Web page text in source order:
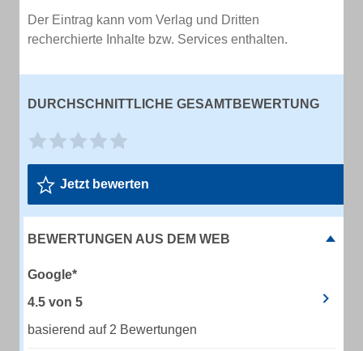
Der Eintrag kann vom Verlag und Dritten
recherchierte Inhalte bzw. Services enthalten.
DURCHSCHNITTLICHE GESAMTBEWERTUNG
Jetzt bewerten
BEWERTUNGEN AUS DEM WEB
Google*
4.5 von 5
basierend auf 2 Bewertungen